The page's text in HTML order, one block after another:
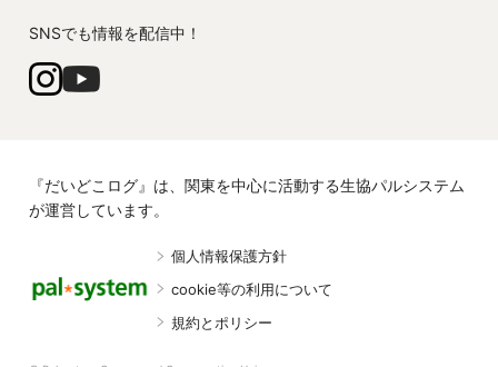
SNSでも情報を配信中！
『だいどこログ』は、関東を中心に活動する生協パルシステム
が運営しています。
個人情報保護方針
cookie等の利用について
規約とポリシー